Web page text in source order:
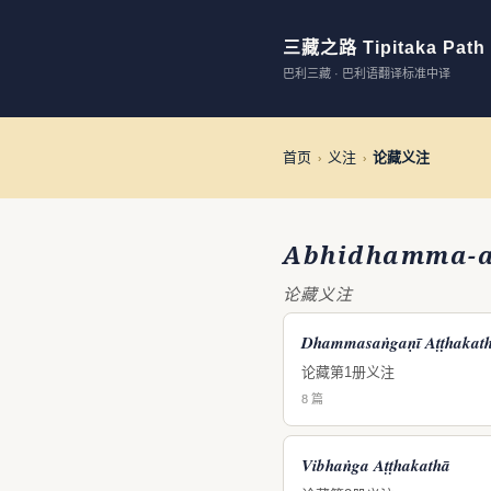
三藏之路 Tipitaka Path
巴利三藏 · 巴利语翻译标准中译
首页 › 义注 › 论藏义注
论藏义注
Dhammasaṅgaṇī
论藏第1册义注
8 篇
Vibhaṅga Aṭṭhakathā